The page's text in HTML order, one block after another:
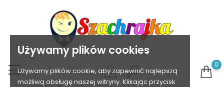
Używamy plików cookies
Używamy plików cookie, aby zapewnić najlepszą
możliwą obsługę naszej witryny. Klikając przycisk
0